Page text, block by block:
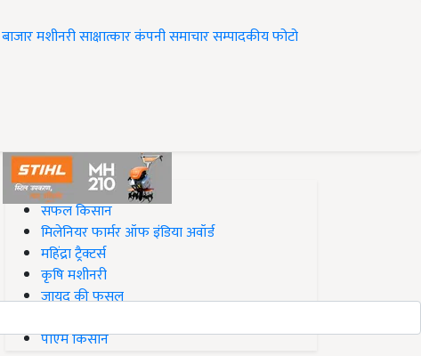
बाजारमशीनरीसाक्षात्कारकंपनी समाचारसम्पादकीयफोटो
#Top on Krishi Jagran
सफल किसान
मिलेनियर फार्मर ऑफ इंडिया अवॉर्ड
महिंद्रा ट्रैक्टर्स
कृषि मशीनरी
जायद की फसल
पीएम किसान